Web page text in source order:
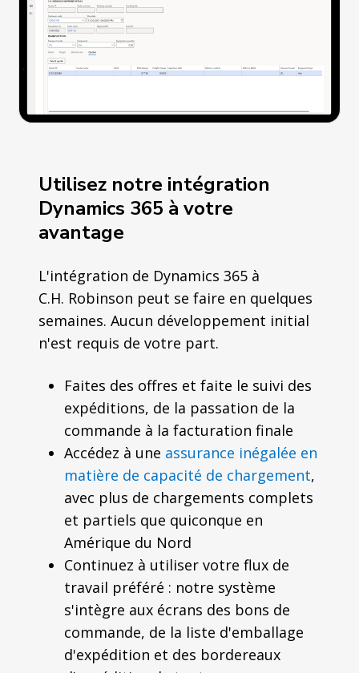
Utilisez notre intégration
Dynamics 365 à votre
avantage
L'intégration de Dynamics 365 à
C.H. Robinson peut se faire en quelques
semaines. Aucun développement initial
n'est requis de votre part.
Faites des offres et faite le suivi des
expéditions, de la passation de la
commande à la facturation finale
Accédez à une assurance inégalée en
matière de capacité de chargement,
avec plus de chargements complets
et partiels que quiconque en
Amérique du Nord
Continuez à utiliser votre flux de
travail préféré : notre système
s'intègre aux écrans des bons de
commande, de la liste d'emballage
d'expédition et des bordereaux